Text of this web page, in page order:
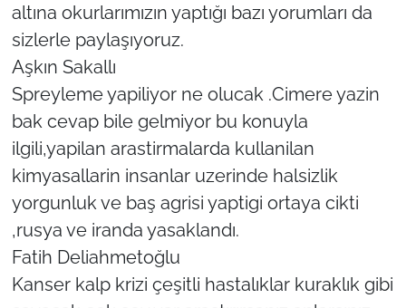
altına okurlarımızın yaptığı bazı yorumları da
sizlerle paylaşıyoruz.
Aşkın Sakallı
Spreyleme yapiliyor ne olucak .Cimere yazin
bak cevap bile gelmiyor bu konuyla
ilgili,yapilan arastirmalarda kullanilan
kimyasallarin insanlar uzerinde halsizlik
yorgunluk ve baş agrisi yaptigi ortaya cikti
,rusya ve iranda yasaklandı.
Fatih Deliahmetoğlu
Kanser kalp krizi çeşitli hastalıklar kuraklık gibi